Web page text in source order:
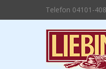
Telefon 04101-